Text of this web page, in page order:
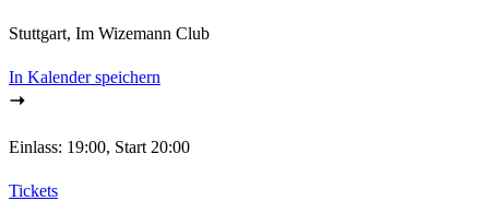
Stuttgart, Im Wizemann Club
In Kalender speichern
Einlass: 19:00, Start 20:00
Tickets